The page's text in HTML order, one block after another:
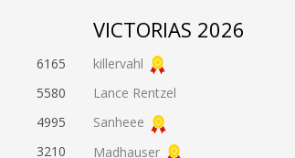
6165
5580
4995
3210
VICTORIAS 2026
killervahl
Lance Rentzel
Sanheee
Madhauser